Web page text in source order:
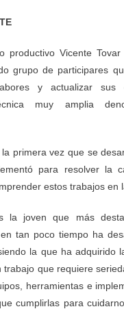
productivo Vicente
grupo de participares
y actualizar sus
muy amplia
primera vez que se
para resolver la
estos trabajos en
la joven que más
tan poco tiempo ha
la que ha adquirido
trabajo que requiere
herramientas e
cumplirlas para